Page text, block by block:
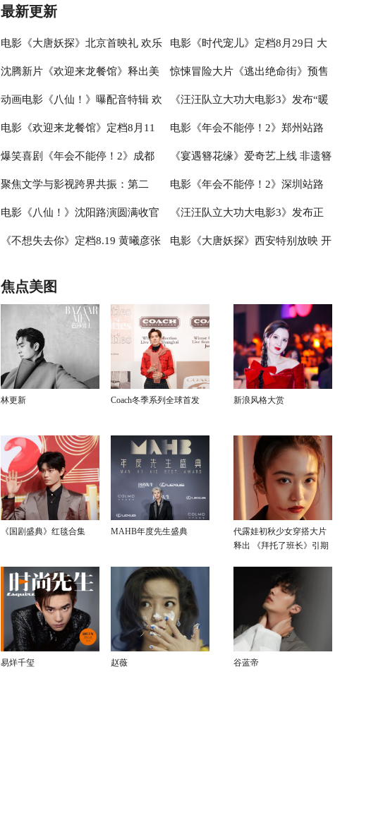
最新更新
电影《大唐妖探》北京首映礼 欢乐
探案获观众盛赞：“夯！”
电影《时代宠儿》定档8月29日 大
女主逆境破局诠释爱与宽恕
沈腾新片《欢迎来龙餐馆》释出美
食特辑与海报 烟火气中见人情温暖
惊悚冒险大片《逃出绝命街》预售
开启 安妮海瑟薇直面恐龙围猎
动画电影《八仙！》曝配音特辑 欢
乐声线鲜活塑造凡人八仙群像
《汪汪队立大功大电影3》发布“暖
心相伴”预告 暑假亲子观影首选
电影《欢迎来龙餐馆》定档8月11
日 文牧野沈腾蒋奇明带中餐闯中东
电影《年会不能停！2》郑州站路
演欢乐收官 全场爆笑不停共鸣不止
爆笑喜剧《年会不能停！2》成都
站路演顺利举行 张若昀白客爆笑整
活走心输出
《宴遇簪花缘》爱奇艺上线 非遗簪
花邂逅海洋美食
聚焦文学与影视跨界共振：第二
届“中子星·小说月报影视改编价值
潜力榜”在盐城揭晓
电影《年会不能停！2》深圳站路
演笑声不断 主创解读分享更多幕后
创作
电影《八仙！》沈阳路演圆满收官
主创与观众互赠“东北特色”惊喜
《汪汪队立大功大电影3》发布正
片片段 点映好评如潮线下人气爆棚
《不想失去你》定档8.19 黄曦彦张 电影《大唐妖探》西安特别放映 开
焦点美图
林更新 Coach冬季系列全球首发 新浪风格大赏
《国剧盛典》红毯合集 MAHB年度先生盛典
代露娃初秋少女穿搭大片
释出 《拜托了班长》引期
易烊千玺 赵薇 谷蓝帝